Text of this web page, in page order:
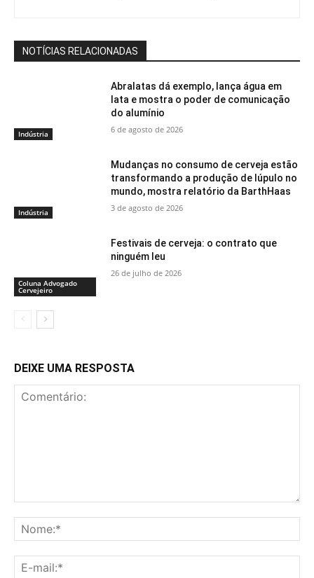
NOTÍCIAS RELACIONADAS
Indústria
Abralatas dá exemplo, lança água em
lata e mostra o poder de comunicação
do alumínio
6 de agosto de 2026
Indústria
Mudanças no consumo de cerveja estão
transformando a produção de lúpulo no
mundo, mostra relatório da BarthHaas
3 de agosto de 2026
Coluna Advogado
Cervejeiro
Festivais de cerveja: o contrato que
ninguém leu
26 de julho de 2026
DEIXE UMA RESPOSTA